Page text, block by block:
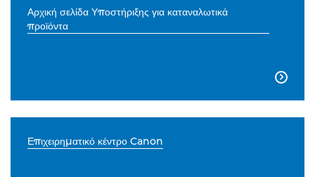
Αρχική σελίδα Υποστήριξης για καταναλωτικά
προϊόντα

Επιχειρηματικό κέντρο Canon